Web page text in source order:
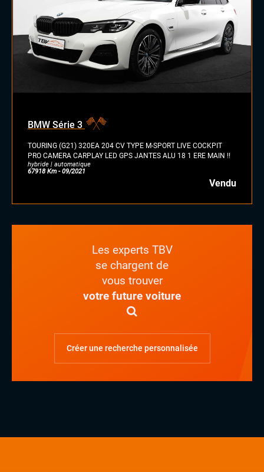
BMW Série 3
TOURING (G21) 320EA 204 CV TYPE M-SPORT LIVE COCKPIT
PRO CAMERA CARPLAY LED GPS JANTES ALU 18 1 ERE MAIN !!
hybride | automatique
67918 Km - 09/2021
Vendu
Les experts TBV
se chargent de
vous trouver
votre future voiture
Créer une recherche personnalisée